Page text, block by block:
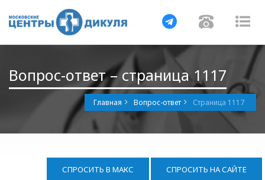
Навигация
Вопрос-ответ – страница 1117
Главная Вопрос-ответ Страница 1117
СПРОСИТЬ В МАКС СПРОСИТЬ НА САЙТЕ